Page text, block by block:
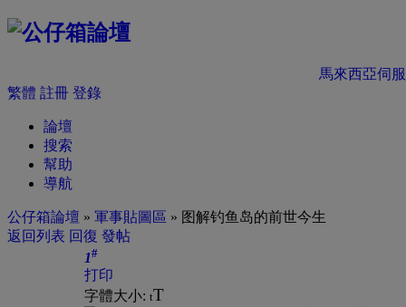
馬來西亞伺
繁體 註冊 登錄
論壇
搜索
幫助
導航
公仔箱論壇 » 軍事貼圖區 » 图解钓鱼岛的前世今生
返回列表 回復 發帖
1#
打印
字體大小: tT